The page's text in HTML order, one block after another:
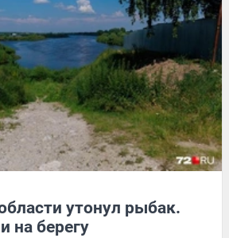
утонул рыбак.
на берегу